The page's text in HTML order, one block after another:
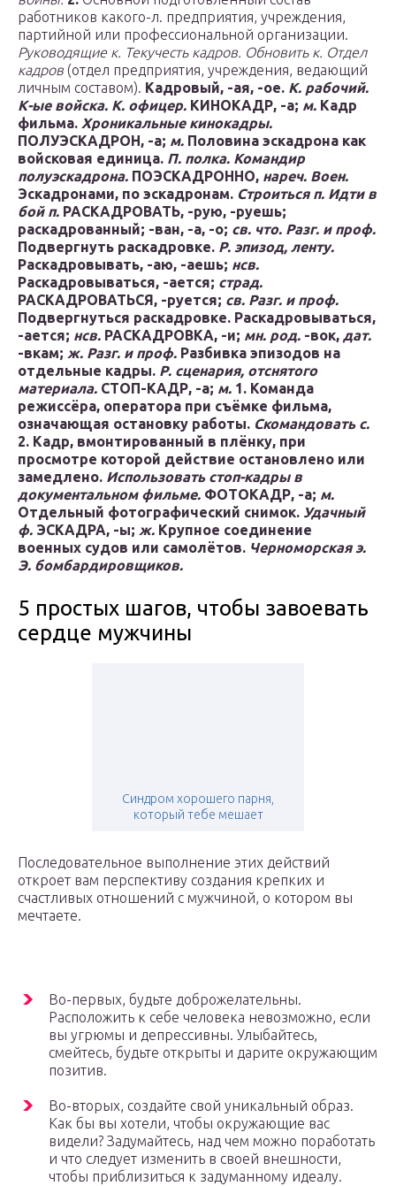
работников какого-л. предприятия, учреждения,
партийной или профессиональной организации.
Руководящие к. Текучесть кадров. Обновить к. Отдел
кадров (отдел предприятия, учреждения, ведающий
личным составом). Кадровый, -ая, -ое. К. рабочий.
К-ые войска. К. офицер. КИНОКАДР, -а; м. Кадр
фильма. Хроникальные кинокадры.
ПОЛУЭСКАДРОН, -а; м. Половина эскадрона как
войсковая единица. П. полка. Командир
полуэскадрона. ПОЭСКАДРОННО, нареч. Воен.
Эскадронами, по эскадронам. Строиться п. Идти в
бой п. РАСКАДРОВАТЬ, -рую, -руешь;
раскадрованный; -ван, -а, -о; св. что. Разг. и проф.
Подвергнуть раскадровке. Р. эпизод, ленту.
Раскадровывать, -аю, -аешь; нсв.
Раскадровываться, -ается; страд.
РАСКАДРОВАТЬСЯ, -руется; св. Разг. и проф.
Подвергнуться раскадровке. Раскадровываться,
-ается; нсв. РАСКАДРОВКА, -и; мн. род. -вок, дат.
-вкам; ж. Разг. и проф. Разбивка эпизодов на
отдельные кадры. Р. сценария, отснятого
материала. СТОП-КАДР, -а; м. 1. Команда
режиссёра, оператора при съёмке фильма,
означающая остановку работы. Скомандовать с.
2. Кадр, вмонтированный в плёнку, при
просмотре которой действие остановлено или
замедлено. Использовать стоп-кадры в
документальном фильме. ФОТОКАДР, -а; м.
Отдельный фотографический снимок. Удачный
ф. ЭСКАДРА, -ы; ж. Крупное соединение
военных судов или самолётов. Черноморская э.
Э. бомбардировщиков.
5 простых шагов, чтобы завоевать
сердце мужчины
Синдром хорошего парня,
который тебе мешает
Последовательное выполнение этих действий
откроет вам перспективу создания крепких и
счастливых отношений с мужчиной, о котором вы
мечтаете.
Во-первых, будьте доброжелательны.
Расположить к себе человека невозможно, если
вы угрюмы и депрессивны. Улыбайтесь,
смейтесь, будьте открыты и дарите окружающим
позитив.
Во-вторых, создайте свой уникальный образ.
Как бы вы хотели, чтобы окружающие вас
видели? Задумайтесь, над чем можно поработать
и что следует изменить в своей внешности,
чтобы приблизиться к задуманному идеалу.